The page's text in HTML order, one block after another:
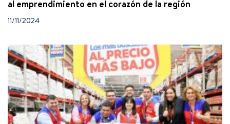
al emprendimiento en el corazón de la región
11/11/2024